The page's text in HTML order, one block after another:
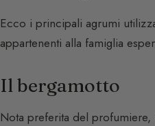
Ecco i principali agrumi
appartenenti alla famiglia
Il bergamotto
Nota preferita del profumiere,